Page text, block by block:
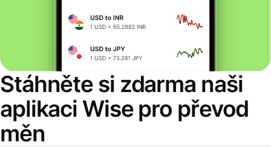
Stáhněte si zdarma naši
aplikaci Wise pro převod
měn